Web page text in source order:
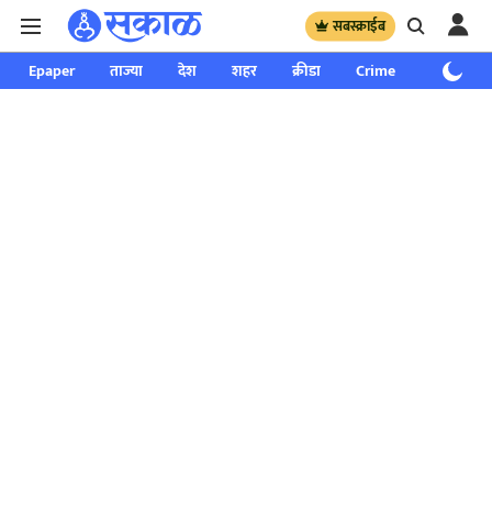
सबस्क्राईब
Epaper ताज्या देश शहर क्रीडा Crime साप्ताहिक